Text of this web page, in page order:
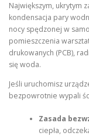
Największym, ukrytym
kondensacja pary
nocy spędzonej w
pomieszczenia
drukowanych (PCB),
się woda.
Jeśli uruchomisz
bezpowrotnie wypali
Zasada
ciepła,